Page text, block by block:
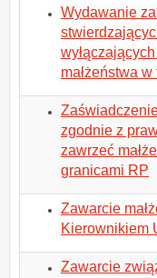
Wydawanie
małżeństwa
zgodnie z
zawrzeć
granicami RP
Zawarcie
Kierownikiem
Zawarcie